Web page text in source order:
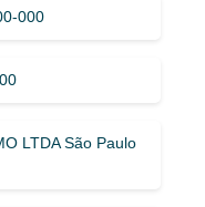
000
LTDA São Paulo